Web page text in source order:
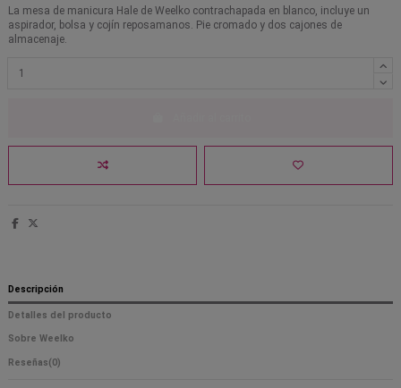
La mesa de manicura Hale de Weelko contrachapada en blanco, incluye un
aspirador, bolsa y cojín reposamanos. Pie cromado y dos cajones de
almacenaje.
Descripción
Detalles del producto
Sobre Weelko
Reseñas(0)